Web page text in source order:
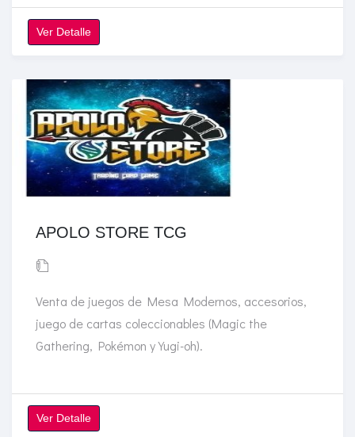
Ver Detalle
APOLO STORE TCG
Venta de juegos de Mesa Modernos, accesorios,
juego de cartas coleccionables (Magic the
Gathering, Pokémon y Yugi-oh).
Ver Detalle